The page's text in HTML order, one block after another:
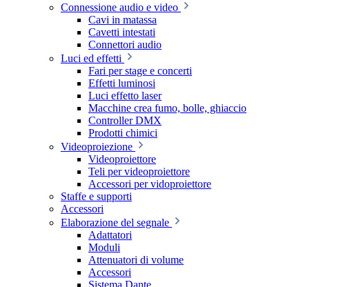
Connessione audio e video
Cavi in matassa
Cavetti intestati
Connettori audio
Luci ed effetti
Fari per stage e concerti
Effetti luminosi
Luci effetto laser
Macchine crea fumo, bolle, ghiaccio
Controller DMX
Prodotti chimici
Videoproiezione
Videoproiettore
Teli per videoproiettore
Accessori per vidoproiettore
Staffe e supporti
Accessori
Elaborazione del segnale
Adattatori
Moduli
Attenuatori di volume
Accessori
Sistema Dante